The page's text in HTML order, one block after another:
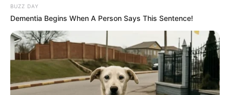
Alfinetes
Martelo
Passo a passo
1. Corte 48 cm de comprimento das duas pernas
da calça jeans.
BUZZ DAY
Dementia Begins When A Person Says This Sentence!